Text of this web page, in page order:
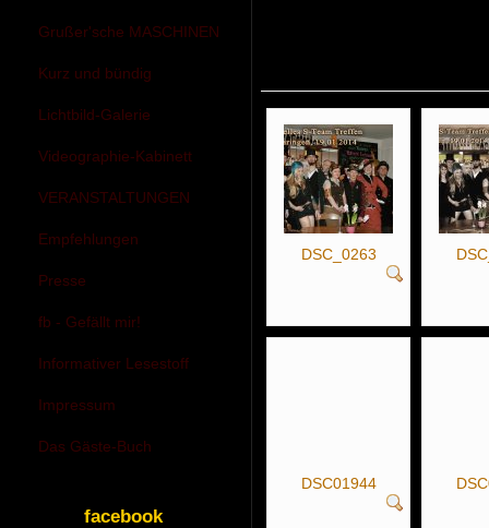
Grußer'sche MASCHINEN
Kurz und bündig
Lichtbild-Galerie
Videographie-Kabinett
VERANSTALTUNGEN
Empfehlungen
Presse
fb - Gefällt mir!
Informativer Lesestoff
Impressum
Das Gäste-Buch
facebook
DSC_0263
DSC01944